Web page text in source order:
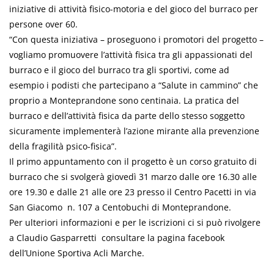
iniziative di attività fisico-motoria e del gioco del burraco per
persone over 60.
“Con questa iniziativa – proseguono i promotori del progetto –
vogliamo promuovere l’attività fisica tra gli appassionati del
burraco e il gioco del burraco tra gli sportivi, come ad
esempio i podisti che partecipano a “Salute in cammino” che
proprio a Monteprandone sono centinaia. La pratica del
burraco e dell’attività fisica da parte dello stesso soggetto
sicuramente implementerà l’azione mirante alla prevenzione
della fragilità psico-fisica”.
Il primo appuntamento con il progetto è un corso gratuito di
burraco che si svolgerà giovedì 31 marzo dalle ore 16.30 alle
ore 19.30 e dalle 21 alle ore 23 presso il Centro Pacetti in via
San Giacomo n. 107 a Centobuchi di Monteprandone.
Per ulteriori informazioni e per le iscrizioni ci si può rivolgere
a Claudio Gasparretti consultare la pagina facebook
dell’Unione Sportiva Acli Marche.